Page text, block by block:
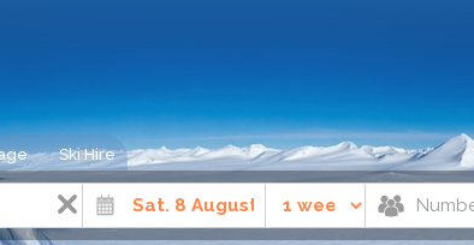
Ski Hire
Hautes-Alpes Réallon